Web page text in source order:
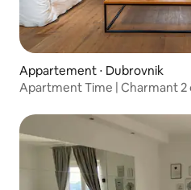
Appartement ⋅ Dubrovnik
Apartment Time | Charmant